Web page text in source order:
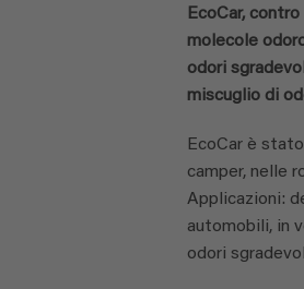
EcoCar,
molecole
odori
miscuglio di
EcoCar è
camper, nelle
Applicazioni:
automobili, in
odori